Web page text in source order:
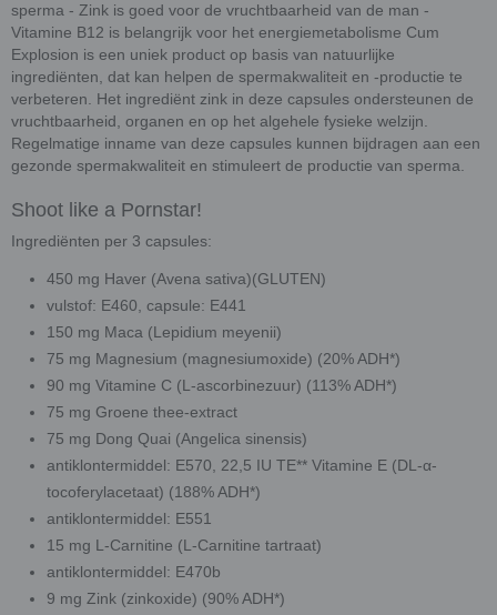
sperma - Zink is goed voor de vruchtbaarheid van de man -
Vitamine B12 is belangrijk voor het energiemetabolisme Cum
Explosion is een uniek product op basis van natuurlijke
ingrediënten, dat kan helpen de spermakwaliteit en -productie te
verbeteren. Het ingrediënt zink in deze capsules ondersteunen de
vruchtbaarheid, organen en op het algehele fysieke welzijn.
Regelmatige inname van deze capsules kunnen bijdragen aan een
gezonde spermakwaliteit en stimuleert de productie van sperma.
Shoot like a Pornstar!
Ingrediënten per 3 capsules:
450 mg Haver (Avena sativa)(GLUTEN)
vulstof: E460, capsule: E441
150 mg Maca (Lepidium meyenii)
75 mg Magnesium (magnesiumoxide) (20% ADH*)
90 mg Vitamine C (L-ascorbinezuur) (113% ADH*)
75 mg Groene thee-extract
75 mg Dong Quai (Angelica sinensis)
antiklontermiddel: E570, 22,5 IU TE** Vitamine E (DL-α-
tocoferylacetaat) (188% ADH*)
antiklontermiddel: E551
15 mg L-Carnitine (L-Carnitine tartraat)
antiklontermiddel: E470b
9 mg Zink (zinkoxide) (90% ADH*)